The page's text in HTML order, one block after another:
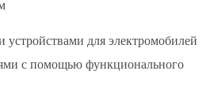
для электромобилей
с помощью функционального